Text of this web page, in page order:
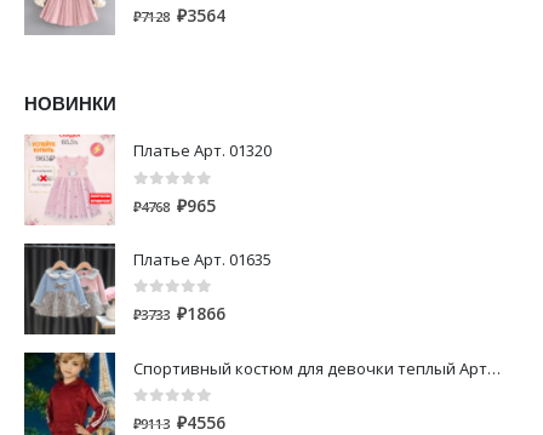
out of 5
₽7128 ₽3564
НОВИНКИ
Платье Арт. 01320
out of 5
₽4768 ₽965
Платье Арт. 01635
out of 5
₽3733 ₽1866
Спортивный костюм для девочки теплый Арт. 00800
out of 5
₽9113 ₽4556